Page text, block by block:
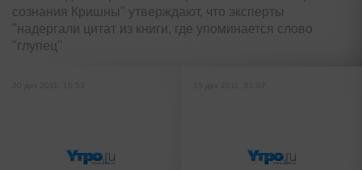
сознания Кришны" утверждают, что эксперты
"надергали цитат из книги, где упоминается слово
"глупец"